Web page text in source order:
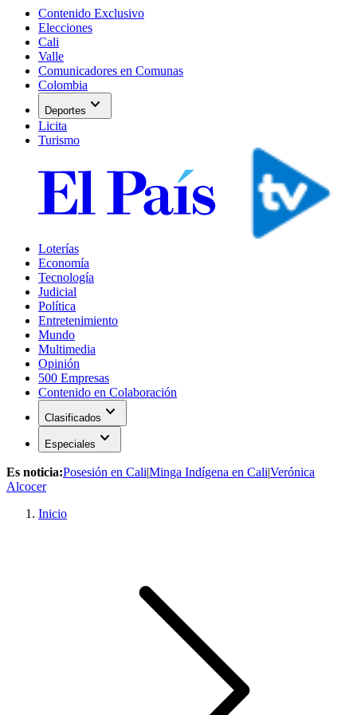
Contenido Exclusivo
Elecciones
Cali
Valle
Comunicadores en Comunas
Colombia
Deportes expand_more
Licita
Turismo
Loterías
Economía
Tecnología
Judicial
Política
Entretenimiento
Mundo
Multimedia
Opinión
500 Empresas
Contenido en Colaboración
Clasificados expand_more
Especiales expand_more
Es noticia:Posesión en Cali|Minga Indígena en Cali|Verónica
Alcocer
Inicio